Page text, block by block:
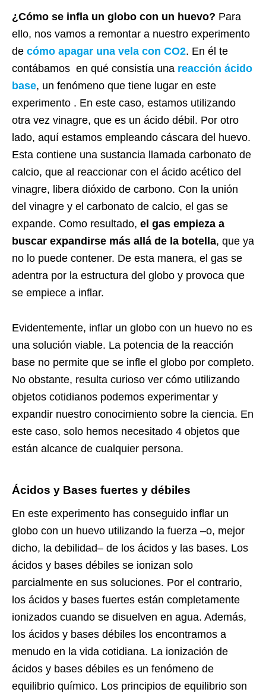
¿Cómo se infla un globo con un huevo? Para
ello, nos vamos a remontar a nuestro experimento
de cómo apagar una vela con CO2. En él te
contábamos en qué consistía una reacción ácido
base, un fenómeno que tiene lugar en este
experimento . En este caso, estamos utilizando
otra vez vinagre, que es un ácido débil. Por otro
lado, aquí estamos empleando cáscara del huevo.
Esta contiene una sustancia llamada carbonato de
calcio, que al reaccionar con el ácido acético del
vinagre, libera dióxido de carbono. Con la unión
del vinagre y el carbonato de calcio, el gas se
expande. Como resultado, el gas empieza a
buscar expandirse más allá de la botella, que ya
no lo puede contener. De esta manera, el gas se
adentra por la estructura del globo y provoca que
se empiece a inflar.
Evidentemente, inflar un globo con un huevo no es
una solución viable. La potencia de la reacción
base no permite que se infle el globo por completo.
No obstante, resulta curioso ver cómo utilizando
objetos cotidianos podemos experimentar y
expandir nuestro conocimiento sobre la ciencia. En
este caso, solo hemos necesitado 4 objetos que
están alcance de cualquier persona.
Ácidos y Bases fuertes y débiles
En este experimento has conseguido inflar un
globo con un huevo utilizando la fuerza –o, mejor
dicho, la debilidad– de los ácidos y las bases. Los
ácidos y bases débiles se ionizan solo
parcialmente en sus soluciones. Por el contrario,
los ácidos y bases fuertes están completamente
ionizados cuando se disuelven en agua. Además,
los ácidos y bases débiles los encontramos a
menudo en la vida cotidiana. La ionización de
ácidos y bases débiles es un fenómeno de
equilibrio químico. Los principios de equilibrio son